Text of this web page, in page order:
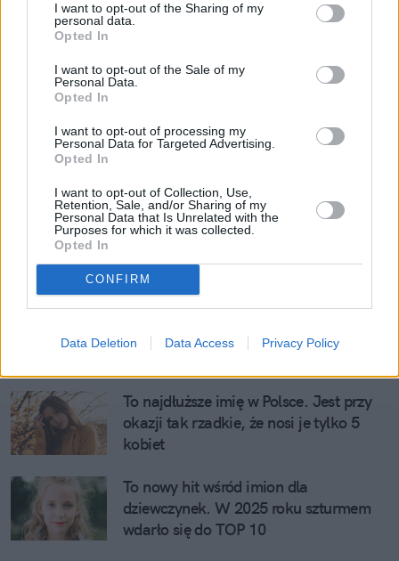
I want to opt-out of the Sharing of my
personal data.
Opted In
I want to opt-out of the Sale of my
Personal Data.
Opted In
I want to opt-out of processing my
Personal Data for Targeted Advertising.
Opted In
I want to opt-out of Collection, Use,
Retention, Sale, and/or Sharing of my
Personal Data that Is Unrelated with the
Purposes for which it was collected.
Opted In
CONFIRM
Data Deletion Data Access Privacy Policy
najpiękniejsze imiona żeńskie i męskie.
Stworzyli
nawet specjalny ranking
Zobacz także
To najpiękniejsze imię kobiece według
Polek
Te imiona dla dzieci były
2024 roku. Pojawił się nowy trend
Najkrótsze imiona w Polsce mają jedną
literę. Nosi je dosłownie kilka osób
To najdłuższe imię w Polsce. Jest przy
okazji tak rzadkie, że nosi je tylko 5
kobiet
To nowy hit wśród imion dla
dziewczynek. W 2025 roku szturmem
wdarło się do TOP 10